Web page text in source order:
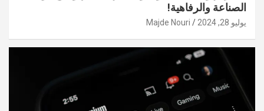
الصناعة والرفاهية!
يوليو 28, 2024 Majde Nouri